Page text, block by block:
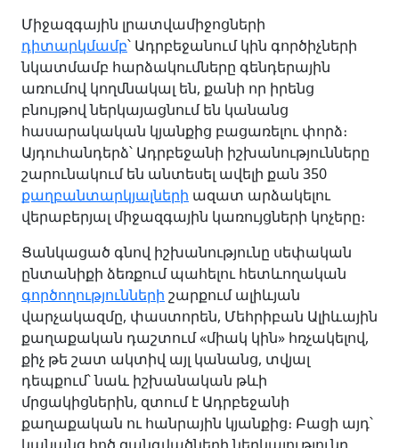
Միջազգային լրատվամիջոցների
դիտարկմամբ՝ Ադրբեջանում կին գործիչների
նկատմամբ հարձակումները գենդերային
առումով կողմնակալ են, քանի որ իրենց
բնույթով ներկայացնում են կանանց
հասարակական կյանքից բացառելու փորձ։
Այդուհանդերձ՝ Ադրբեջանի իշխանությունները
շարունակում են անտեսել ավելի քան 350
քաղբանտարկյալների ազատ արձակելու
վերաբերյալ միջազգային կառույցների կոչերը։
Ցանկացած գնով իշխանությունը սեփական
ընտանիքի ձեռքում պահելու հետևողական
գործողությունների շարքում ալիևյան
վարչակազմը, փաստորեն, Մեհրիբան Ալիևային
քաղաքական դաշտում «միակ կին» հռչակելով,
քիչ թե շատ ակտիվ այլ կանանց, տվյալ
դեպքում՝ նաև իշխանական թևի
մրցակիցներին, զտում է Ադրբեջանի
քաղաքական ու հանրային կյանքից։ Բացի այդ՝